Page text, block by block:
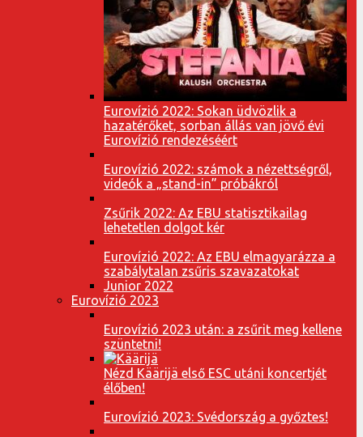
Eurovízió 2022: Sokan üdvözlik a
hazatérőket, sorban állás van jövő évi
Eurovízió rendezéséért
Eurovízió 2022: számok a nézettségről,
videók a „stand-in” próbákról
Zsűrik 2022: Az EBU statisztikailag
lehetetlen dolgot kér
Eurovízió 2022: Az EBU elmagyarázza a
szabálytalan zsűris szavazatokat
Junior 2022
Eurovízió 2023
Eurovízió 2023 után: a zsűrit meg kellene
szüntetni!
Nézd Käärijä első ESC utáni koncertjét
élőben!
Eurovízió 2023: Svédország a győztes!